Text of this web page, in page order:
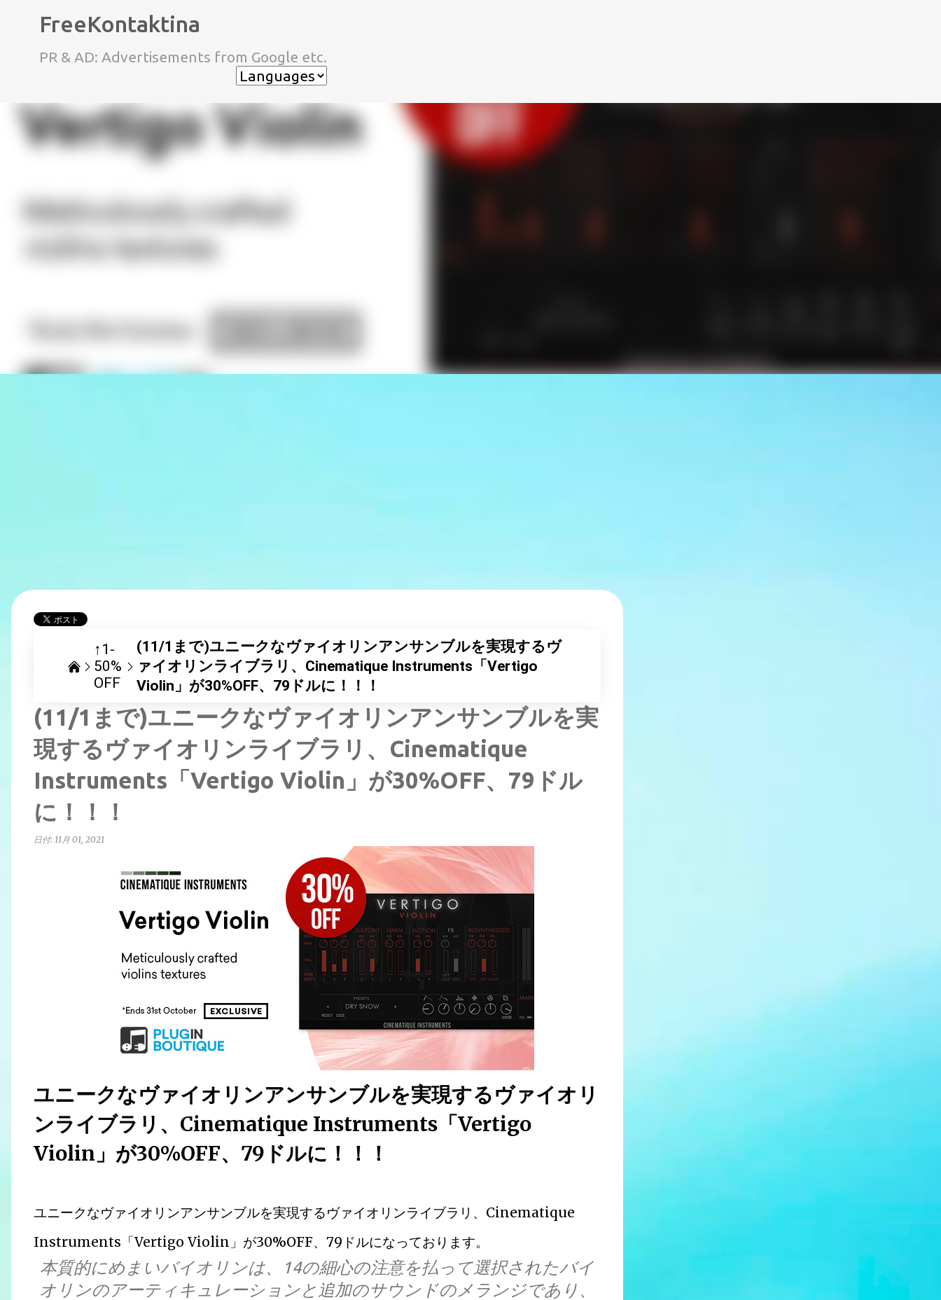
FreeKontaktina
PR & AD: Advertisements from Google etc.
↑1-
50%
OFF
(11/1まで)ユニークなヴァイオリンアンサンブルを実現するヴ
ァイオリンライブラリ、Cinematique Instruments「Vertigo
Violin」が30%OFF、79ドルに！！！
(11/1まで)ユニークなヴァイオリンアンサンブルを実
現するヴァイオリンライブラリ、Cinematique
Instruments「Vertigo Violin」が30%OFF、79ドル
に！！！
日付: 11月 01, 2021
ユニークなヴァイオリンアンサンブルを実現するヴァイオリ
ンライブラリ、Cinematique Instruments「Vertigo
Violin」が30%OFF、79ドルに！！！
ユニークなヴァイオリンアンサンブルを実現するヴァイオリンライブラリ、Cinematique
Instruments「Vertigo Violin」が30%OFF、79ドルになっております。
本質的にめまいバイオリンは、14の細心の注意を払って選択されたバイ
オリンのアーティキュレーションと追加のサウンドのメランジであり、